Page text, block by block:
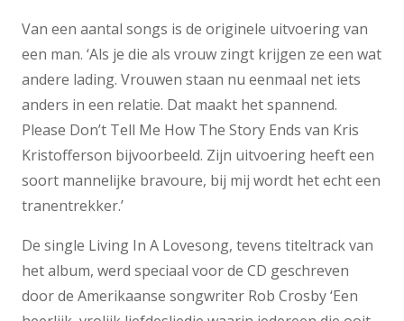
Van een aantal songs is de originele uitvoering van
een man. ‘Als je die als vrouw zingt krijgen ze een wat
andere lading. Vrouwen staan nu eenmaal net iets
anders in een relatie. Dat maakt het spannend.
Please Don’t Tell Me How The Story Ends van Kris
Kristofferson bijvoorbeeld. Zijn uitvoering heeft een
soort mannelijke bravoure, bij mij wordt het echt een
tranentrekker.’
De single Living In A Lovesong, tevens titeltrack van
het album, werd speciaal voor de CD geschreven
door de Amerikaanse songwriter Rob Crosby ‘Een